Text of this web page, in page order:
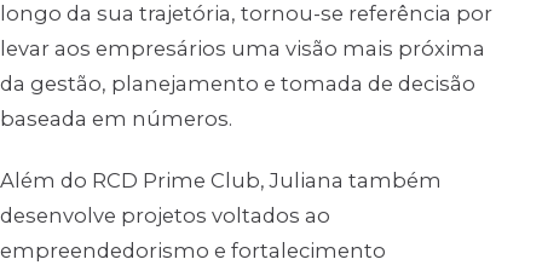
longo da sua trajetória, tornou-se referência por
levar aos empresários uma visão mais próxima
da gestão, planejamento e tomada de decisão
baseada em números.
Além do RCD Prime Club, Juliana também
desenvolve projetos voltados ao
empreendedorismo e fortalecimento